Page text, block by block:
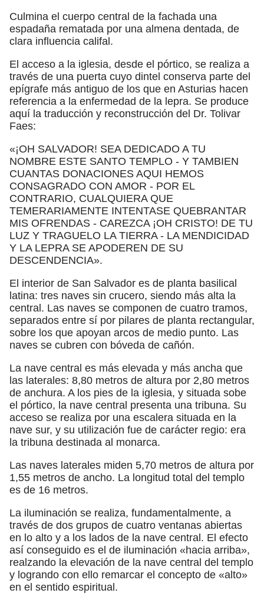
Culmina el cuerpo central de la fachada una
espadaña rematada por una almena dentada, de
clara influencia califal.
El acceso a la iglesia, desde el pórtico, se realiza a
través de una puerta cuyo dintel conserva parte del
epígrafe más antiguo de los que en Asturias hacen
referencia a la enfermedad de la lepra. Se produce
aquí la traducción y reconstrucción del Dr. Tolivar
Faes:
«¡OH SALVADOR! SEA DEDICADO A TU
NOMBRE ESTE SANTO TEMPLO - Y TAMBIEN
CUANTAS DONACIONES AQUI HEMOS
CONSAGRADO CON AMOR - POR EL
CONTRARIO, CUALQUIERA QUE
TEMERARIAMENTE INTENTASE QUEBRANTAR
MIS OFRENDAS - CAREZCA ¡OH CRISTO! DE TU
LUZ Y TRAGUELO LA TIERRA - LA MENDICIDAD
Y LA LEPRA SE APODEREN DE SU
DESCENDENCIA».
El interior de San Salvador es de planta basilical
latina: tres naves sin crucero, siendo más alta la
central. Las naves se componen de cuatro tramos,
separados entre sí por pilares de planta rectangular,
sobre los que apoyan arcos de medio punto. Las
naves se cubren con bóveda de cañón.
La nave central es más elevada y más ancha que
las laterales: 8,80 metros de altura por 2,80 metros
de anchura. A los pies de la iglesia, y situada sobe
el pórtico, la nave central presenta una tribuna. Su
acceso se realiza por una escalera situada en la
nave sur, y su utilización fue de carácter regio: era
la tribuna destinada al monarca.
Las naves laterales miden 5,70 metros de altura por
1,55 metros de ancho. La longitud total del templo
es de 16 metros.
La iluminación se realiza, fundamentalmente, a
través de dos grupos de cuatro ventanas abiertas
en lo alto y a los lados de la nave central. El efecto
así conseguido es el de iluminación «hacia arriba»,
realzando la elevación de la nave central del templo
y logrando con ello remarcar el concepto de «alto»
en el sentido espiritual.